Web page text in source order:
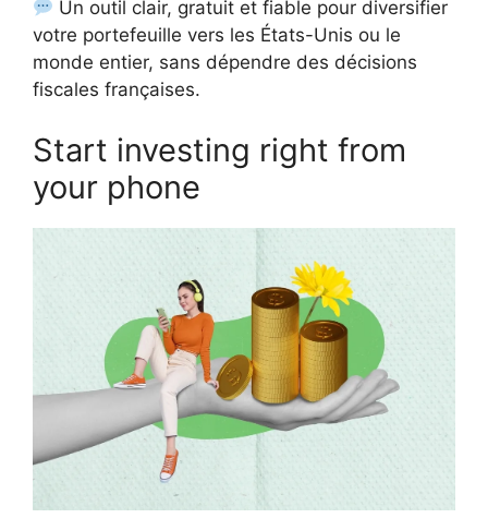
Un outil clair, gratuit et fiable pour diversifier
votre portefeuille vers les États-Unis ou le
monde entier, sans dépendre des décisions
fiscales françaises.
Start investing right from
your phone